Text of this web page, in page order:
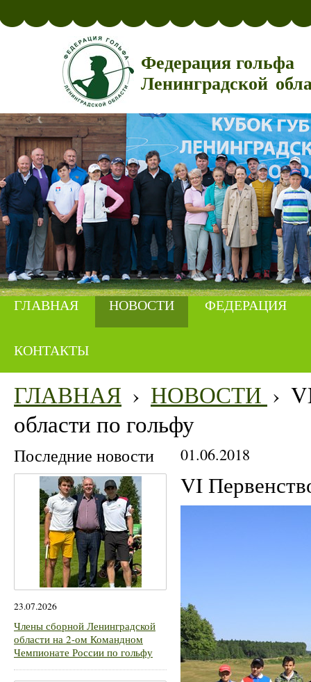
Федерация гольфа
Ленинградской
ГЛАВНАЯ НОВОСТИ ФЕДЕРАЦИЯ
КОНТАКТЫ
ГЛАВНАЯ › НОВОСТИ ›
области по гольфу
Последние новости
23.07.2026
Члены сборной Ленинградской
области на 2-ом Командном
Чемпионате России по гольфу
01.06.2018
VI